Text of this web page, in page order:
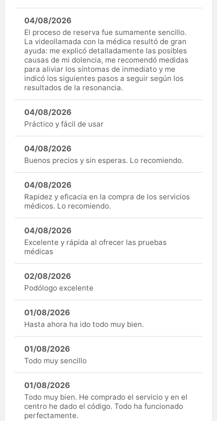
04/08/2026
El proceso de reserva fue sumamente sencillo.
La videollamada con la médica resultó de gran
ayuda: me explicó detalladamente las posibles
causas de mi dolencia, me recomendó medidas
para aliviar los síntomas de inmediato y me
indicó los siguientes pasos a seguir según los
resultados de la resonancia.
04/08/2026
Práctico y fácil de usar
04/08/2026
Buenos precios y sin esperas. Lo recomiendo.
04/08/2026
Rapidez y eficacia en la compra de los servicios
médicos. Lo recomiendo.
04/08/2026
Excelente y rápida al ofrecer las pruebas
médicas
02/08/2026
Podólogo excelente
01/08/2026
Hasta ahora ha ido todo muy bien.
01/08/2026
Todo muy sencillo
01/08/2026
Todo muy bien. He comprado el servicio y en el
centro he dado el código. Todo ha funcionado
perfectamente.